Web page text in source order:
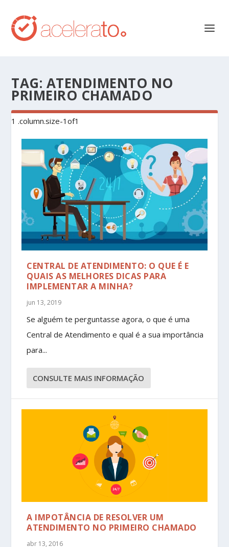
TAG: ATENDIMENTO NO
PRIMEIRO CHAMADO
CENTRAL DE ATENDIMENTO: O QUE É E
QUAIS AS MELHORES DICAS PARA
IMPLEMENTAR A MINHA?
jun 13, 2019
Se alguém te perguntasse agora, o que é uma
Central de Atendimento e qual é a sua importância
para...
CONSULTE MAIS INFORMAÇÃO
A IMPOTÂNCIA DE RESOLVER UM
ATENDIMENTO NO PRIMEIRO CHAMADO
abr 13, 2016